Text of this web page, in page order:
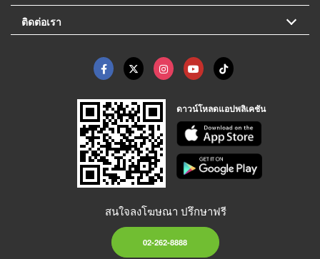
ติดต่อเรา
ดาวน์โหลดแอปพลิเคชัน
สนใจลงโฆษณา ปรึกษาฟรี
02-262-8888